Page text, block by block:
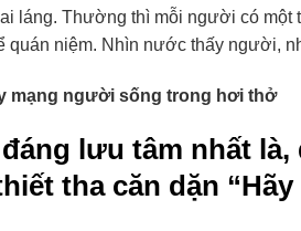
láng. Thường thì mỗi người có
quán niệm. Nhìn nước thấy người,
mạng người sống trong hơi thở
lưu tâm nhất là,
tha căn dặn